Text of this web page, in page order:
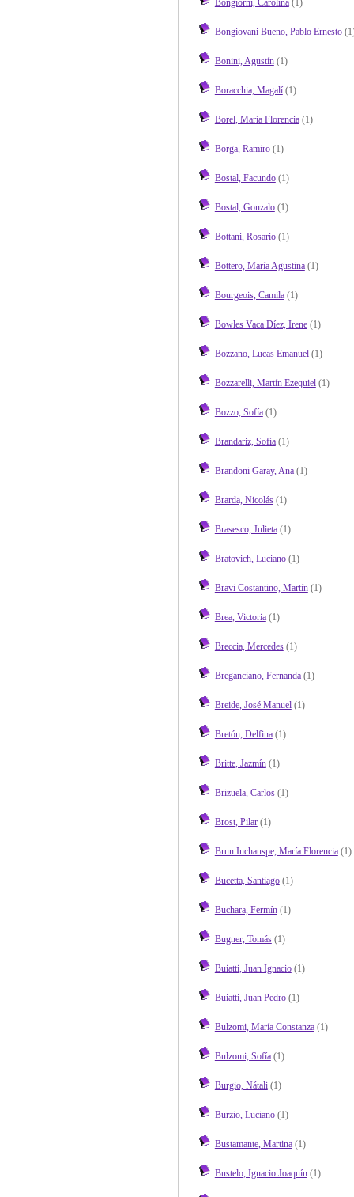
Bongiovani Bueno, Pablo Ernesto
Bonini, Agustín(1)
Boracchia, Magalí(1)
Borel, María Florencia(1)
Borga, Ramiro(1)
Bostal, Facundo(1)
Bostal, Gonzalo(1)
Bottani, Rosario(1)
Bottero, María Agustina(1)
Bourgeois, Camila(1)
Bowles Vaca Díez, Irene(1)
Bozzano, Lucas Emanuel(1)
Bozzarelli, Martín Ezequiel(1)
Bozzo, Sofía(1)
Brandariz, Sofía(1)
Brandoni Garay, Ana(1)
Brarda, Nicolás(1)
Brasesco, Julieta(1)
Bratovich, Luciano(1)
Bravi Costantino, Martín(1)
Brea, Victoria(1)
Breccia, Mercedes(1)
Breganciano, Fernanda(1)
Breide, José Manuel(1)
Bretón, Delfina(1)
Britte, Jazmín(1)
Brizuela, Carlos(1)
Brost, Pilar(1)
Brun Inchauspe, María Florencia(1)
Bucetta, Santiago(1)
Buchara, Fermín(1)
Bugner, Tomás(1)
Buiatti, Juan Ignacio(1)
Buiatti, Juan Pedro(1)
Bulzomi, María Constanza(1)
Bulzomi, Sofía(1)
Burgio, Nátali(1)
Burzio, Luciano(1)
Bustamante, Martina(1)
Bustelo, Ignacio Joaquín(1)